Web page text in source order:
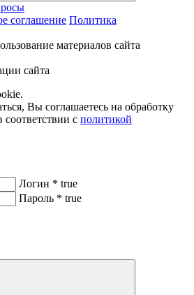
соглашение Политика
материалов сайта
сайта
Вы соглашаетесь на обработку
с политикой
Логин * true
Пароль * true